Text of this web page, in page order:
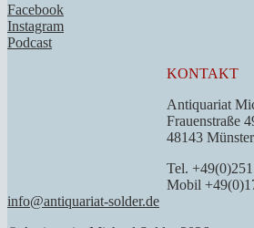
Facebook
Instagram
Podcast
KONTAKT
Antiquariat
Frauenstraße
48143 Münster
Tel.
Mobil
info@antiquariat-solder.de